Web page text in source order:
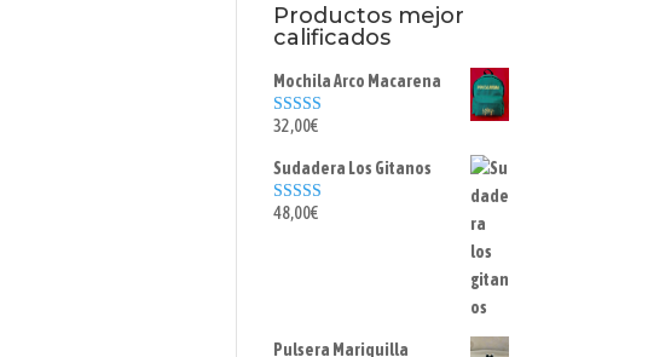
Productos mejor
calificados
Mochila Arco Macarena
Valorado con
32,00€
Sudadera Los Gitanos
Valorado con
48,00€
Pulsera Mariquilla